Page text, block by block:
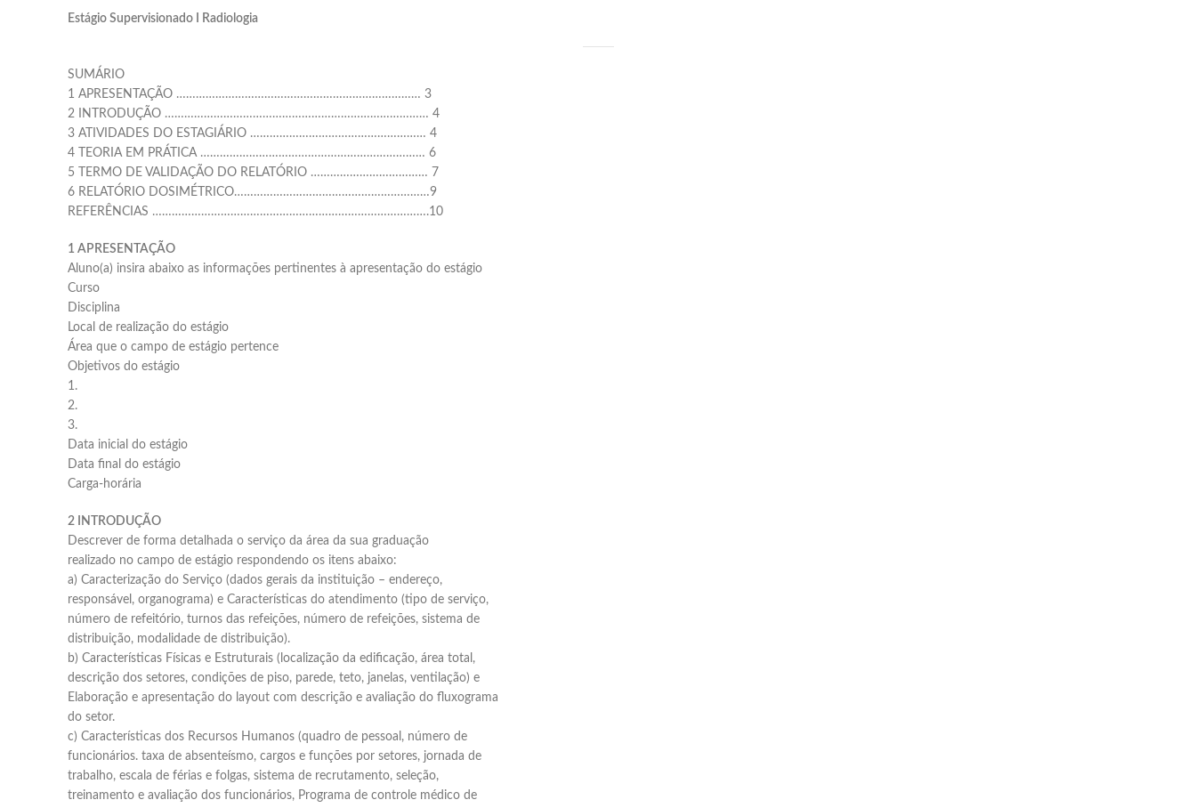
Estágio Supervisionado I Radiologia
SUMÁRIO
1 APRESENTAÇÃO ………………………………………………………………… 3
2 INTRODUÇÃO ……………………………………………………………………… 4
3 ATIVIDADES DO ESTAGIÁRIO ……………………………………………… 4
4 TEORIA EM PRÁTICA …………………………………………………………… 6
5 TERMO DE VALIDAÇÃO DO RELATÓRIO ……………………………… 7
6 RELATÓRIO DOSIMÉTRICO……………………………………………………9
REFERÊNCIAS ………………………………………………………………………….10
1 APRESENTAÇÃO
Aluno(a) insira abaixo as informações pertinentes à apresentação do estágio
Curso
Disciplina
Local de realização do estágio
Área que o campo de estágio pertence
Objetivos do estágio
1.
2.
3.
Data inicial do estágio
Data final do estágio
Carga-horária
2 INTRODUÇÃO
Descrever de forma detalhada o serviço da área da sua graduação
realizado no campo de estágio respondendo os itens abaixo:
a) Caracterização do Serviço (dados gerais da instituição – endereço,
responsável, organograma) e Características do atendimento (tipo de serviço,
número de refeitório, turnos das refeições, número de refeições, sistema de
distribuição, modalidade de distribuição).
b) Características Físicas e Estruturais (localização da edificação, área total,
descrição dos setores, condições de piso, parede, teto, janelas, ventilação) e
Elaboração e apresentação do layout com descrição e avaliação do fluxograma
do setor.
c) Características dos Recursos Humanos (quadro de pessoal, número de
funcionários. taxa de absenteísmo, cargos e funções por setores, jornada de
trabalho, escala de férias e folgas, sistema de recrutamento, seleção,
treinamento e avaliação dos funcionários, Programa de controle médico de
Elaboramos os portfólios